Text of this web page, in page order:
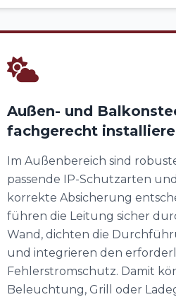
Außen- und
fachgerecht
Im Außenbereich sind
passende IP-Schutzarten
korrekte Absicherung
führen die Leitung sicher
Wand, dichten die
und integrieren den
Fehlerstromschutz. Damit
Beleuchtung, Grill oder